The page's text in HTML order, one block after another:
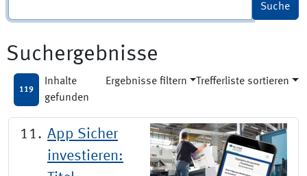
Suchergebnisse
119
Inhalte
gefunden
Ergebnisse filtern Trefferliste sortieren
App Sicher
investieren: